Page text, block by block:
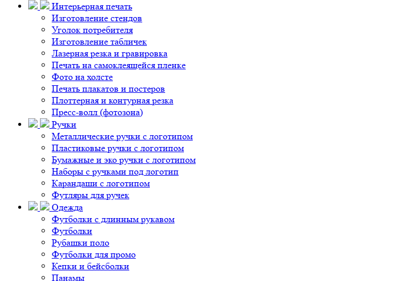
Интерьерная печать
Изготовление стендов
Уголок потребителя
Изготовление табличек
Лазерная резка и гравировка
Печать на самоклеящейся пленке
Фото на холсте
Печать плакатов и постеров
Плоттерная и контурная резка
Пресс-волл (фотозона)
Ручки
Металлические ручки с логотипом
Пластиковые ручки с логотипом
Бумажные и эко ручки с логотипом
Наборы с ручками под логотип
Карандаши с логотипом
Футляры для ручек
Одежда
Футболки с длинным рукавом
Футболки
Рубашки поло
Футболки для промо
Кепки и бейсболки
Панамы